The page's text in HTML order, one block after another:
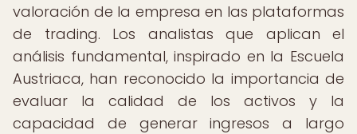
valoración de la empresa en las plataformas
de trading. Los analistas que aplican el
análisis fundamental, inspirado en la Escuela
Austriaca, han reconocido la importancia de
evaluar la calidad de los activos y la
capacidad de generar ingresos a largo